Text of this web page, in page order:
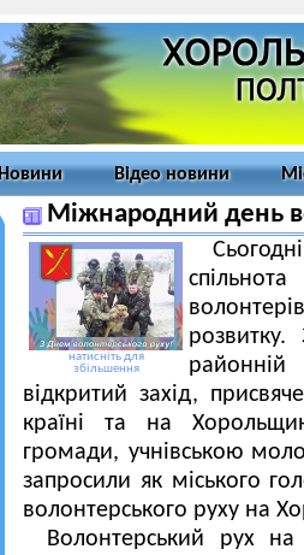
Новини Відео новини
Міжнародний день
натисніть для
збільшення
відкритий захід,
країні та на
громади, учнівською
запросили як міського
волонтерського руху на
Волонтерський рух